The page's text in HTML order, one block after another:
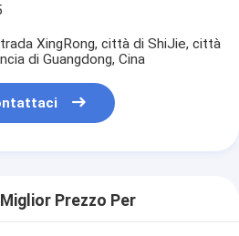
XingRong, città di ShiJie, città
di Guangdong, Cina
Prezzo Per